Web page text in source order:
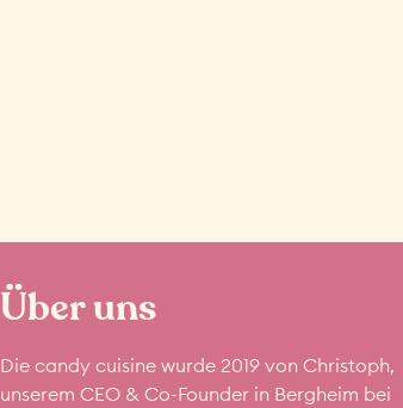
Über uns
Die candy cuisine wurde 2019 von Christoph,
unserem CEO & Co-Founder in Bergheim bei